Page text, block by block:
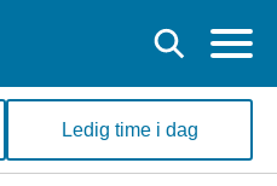
Ledig time i dag